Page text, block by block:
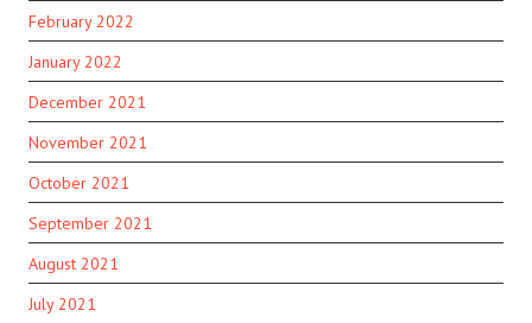
February 2022
January 2022
December 2021
November 2021
October 2021
September 2021
August 2021
July 2021